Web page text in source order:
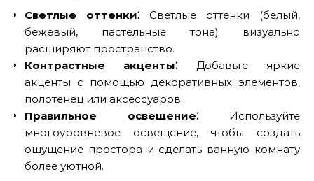
Светлые оттенки⁚Светлые оттенки (белый,
бежевый, пастельные тона) визуально
расширяют пространство.
Контрастные акценты⁚Добавьте яркие
акценты с помощью декоративных элементов,
полотенец или аксессуаров.
Правильное освещение⁚Используйте
многоуровневое освещение, чтобы создать
ощущение простора и сделать ванную комнату
более уютной.